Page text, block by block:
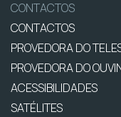
CONTACTOS
CONTACTOS
PROVEDORA DO
PROVEDORA DO
ACESSIBILIDADES
SATÉLITES